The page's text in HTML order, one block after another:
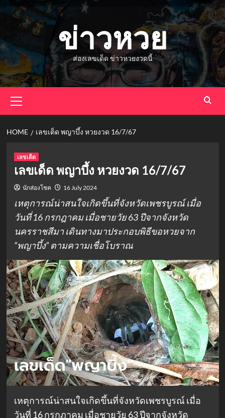
Skip
ข่าวหวย
ส่องเลขเด็ด ข่าวหวยงวดนี้
Menu
HOME เลขเด็ด พญาบึ้ง หวยงวด 16/7/67
เลขเด็ด
เลขเด็ด พญาบึ้ง หวยงวด 16/7/67
นักส่องโชค 16 July 2024
เหตุการณ์น่าสนใจเกิดขึ้นที่จังหวัดเพชรบูรณ์ เมื่อ
วันที่ 16 กรกฎาคม เมื่อชายวัย 63 ปีจากจังหวัด
นครราชสีมา เดินทางมาประกอบพิธีขอหวยจาก
“พญาบึ้ง” ตามความเชื่อโบราณ
เหตุการณ์น่าสนใจเกิดขึ้นที่จังหวัดเพชรบูรณ์ เมื่อ
วันที่ 16 กรกฎาคม เมื่อชายวัย 63 ปีจากจังหวัด